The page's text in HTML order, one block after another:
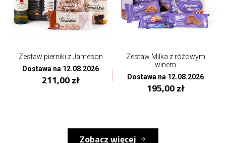
Zestaw pierniki z Jameson
Dostawa na 12.08.2026
211,00 zł
Zestaw Milka z różowym
winem
Dostawa na 12.08.2026
195,00 zł
Zobacz więcej